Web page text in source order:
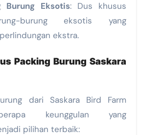
Burung Eksotis: Dus khusus
burung eksotis yang
ekstra.
Packing Burung Saskara
dari Saskara Bird Farm
keunggulan yang
pilihan terbaik: